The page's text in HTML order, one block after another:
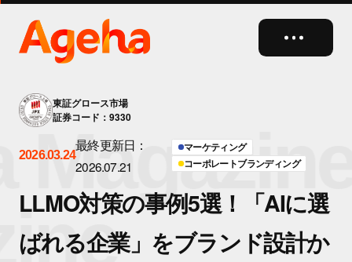
close
東証グロース市場
証券コード：9330
2026.03.24
最終更新日：
2026.07.21
マーケティング
コーポレートブランディング
LLMO対策の事例5選！「AIに選
ばれる企業」をブランド設計か